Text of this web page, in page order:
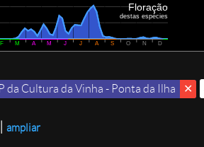
F M A M J J A S O N D
Floração
destas espécies
da Cultura da Vinha - Ponta da Ilha
ampliar